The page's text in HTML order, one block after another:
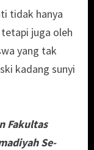
tidak hanya
juga oleh
yang tak
kadang sunyi
Fakultas
Se-